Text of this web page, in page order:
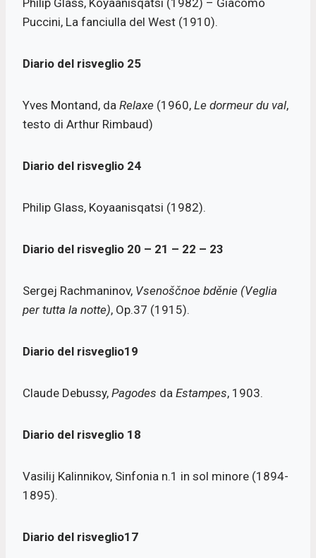
Philip Glass, Koyaanisqatsi (1982) – Giacomo
Puccini, La fanciulla del West (1910).
Diario del risveglio 25
Yves Montand, da Relaxe (1960, Le dormeur du val,
testo di Arthur Rimbaud)
Diario del risveglio 24
Philip Glass, Koyaanisqatsi (1982).
Diario del risveglio 20 – 21 – 22 – 23
Sergej Rachmaninov, Vsenoščnoe bděnie (Veglia
per tutta la notte), Op.37 (1915).
Diario del risveglio19
Claude Debussy, Pagodes da Estampes, 1903.
Diario del risveglio 18
Vasilij Kalinnikov, Sinfonia n.1 in sol minore (1894-
1895).
Diario del risveglio17